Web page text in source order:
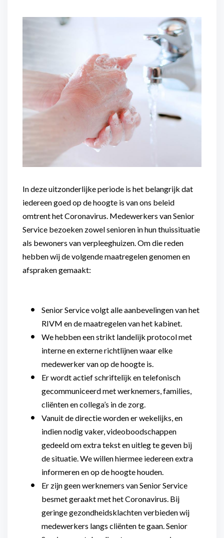
Diensten voor
Maaltijdondersteuning
Mantelzorger van de zaak
In deze uitzonderlijke periode is het belangrijk dat
iedereen goed op de hoogte is van ons beleid
omtrent het Coronavirus. Medewerkers van Senior
Service bezoeken zowel senioren in hun thuissituatie
als bewoners van verpleeghuizen. Om die reden
hebben wij de volgende maatregelen genomen en
afspraken gemaakt:
Senior Service volgt alle aanbevelingen van het
RIVM en de maatregelen van het kabinet.
We hebben een strikt landelijk protocol met
interne en externe richtlijnen waar elke
medewerker van op de hoogte is.
Er wordt actief schriftelijk en telefonisch
gecommuniceerd met werknemers, families,
cliënten en collega’s in de zorg.
Vanuit de directie worden er wekelijks, en
indien nodig vaker, videoboodschappen
gedeeld om extra tekst en uitleg te geven bij
de situatie. We willen hiermee iedereen extra
informeren en op de hoogte houden.
Er zijn geen werknemers van Senior Service
besmet geraakt met het Coronavirus. Bij
geringe gezondheidsklachten verbieden wij
medewerkers langs cliënten te gaan. Senior